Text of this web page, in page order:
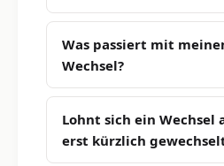
Was passiert mit
Wechsel?
Lohnt sich ein Wechsel
erst kürzlich